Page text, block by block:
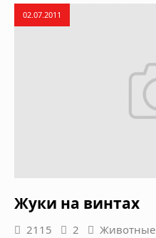
02.07.2011
Жуки на винтах
2115 2 Животные